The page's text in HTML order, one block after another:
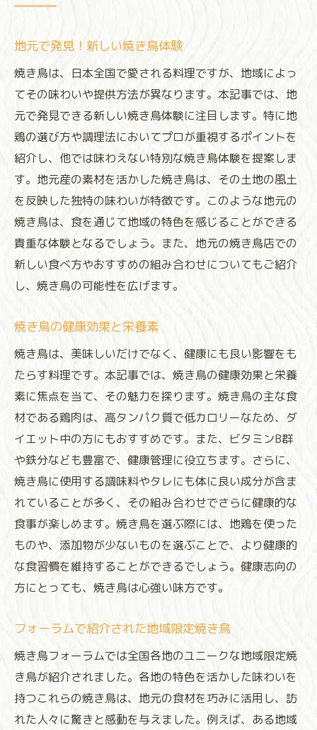
地元で発見！新しい焼き鳥体験
焼き鳥は、日本全国で愛される料理ですが、地域によっ
てその味わいや提供方法が異なります。本記事では、地
元で発見できる新しい焼き鳥体験に注目します。特に地
鶏の選び方や調理法においてプロが重視するポイントを
紹介し、他では味わえない特別な焼き鳥体験を提案しま
す。地元産の素材を活かした焼き鳥は、その土地の風土
を反映した独特の味わいが特徴です。このような地元の
焼き鳥は、食を通じて地域の特色を感じることができる
貴重な体験となるでしょう。また、地元の焼き鳥店での
新しい食べ方やおすすめの組み合わせについてもご紹介
し、焼き鳥の可能性を広げます。
焼き鳥の健康効果と栄養素
焼き鳥は、美味しいだけでなく、健康にも良い影響をも
たらす料理です。本記事では、焼き鳥の健康効果と栄養
素に焦点を当て、その魅力を探ります。焼き鳥の主な食
材である鶏肉は、高タンパク質で低カロリーなため、ダ
イエット中の方にもおすすめです。また、ビタミンB群
や鉄分なども豊富で、健康管理に役立ちます。さらに、
焼き鳥に使用する調味料やタレにも体に良い成分が含ま
れていることが多く、その組み合わせでさらに健康的な
食事が楽しめます。焼き鳥を選ぶ際には、地鶏を使った
ものや、添加物が少ないものを選ぶことで、より健康的
な食習慣を維持することができるでしょう。健康志向の
方にとっても、焼き鳥は心強い味方です。
フォーラムで紹介された地域限定焼き鳥
焼き鳥フォーラムでは全国各地のユニークな地域限定焼
き鳥が紹介されました。各地の特色を活かした味わいを
持つこれらの焼き鳥は、地元の食材を巧みに活用し、訪
れた人々に驚きと感動を与えました。例えば、ある地域